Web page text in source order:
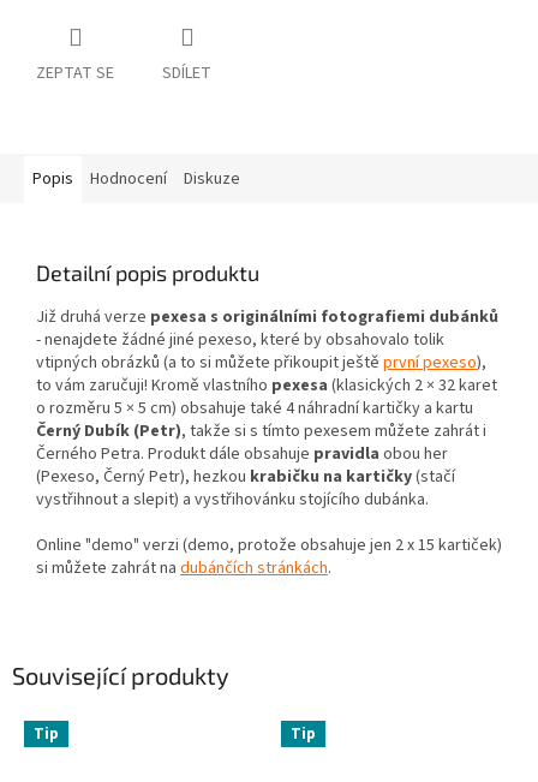
ZEPTAT SE SDÍLET
Popis Hodnocení Diskuze
Detailní popis produktu
Již druhá verze pexesa s originálními fotografiemi dubánků
- nenajdete žádné jiné pexeso, které by obsahovalo tolik
vtipných obrázků (a to si můžete přikoupit ještě první pexeso),
to vám zaručuji! Kromě vlastního pexesa (klasických 2 × 32 karet
o rozměru 5 × 5 cm) obsahuje také 4 náhradní kartičky a kartu
Černý Dubík (Petr), takže si s tímto pexesem můžete zahrát i
Černého Petra. Produkt dále obsahuje pravidla obou her
(Pexeso, Černý Petr), hezkou krabičku na kartičky(stačí
vystřihnout a slepit) a vystřihovánku stojícího dubánka.
Online "demo" verzi (demo, protože obsahuje jen 2 x 15 kartiček)
si můžete zahrát na dubánčích stránkách.
Související produkty
Tip Tip